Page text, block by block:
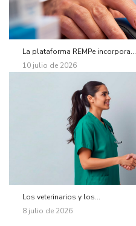
La plataforma REMPe incorpora...
10 julio de 2026
Los veterinarios y los...
8 julio de 2026